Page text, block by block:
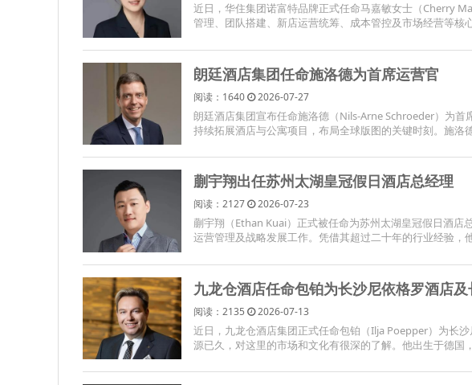
近日，华住集团诺富特品牌正式任命马嘉敏女士（Cherry
管理、团队搭建、新店运营统筹、成本管控及市场经营等核
朗廷酒店集团任命施洛德为首席运营官
阅读：1640 2026-07-27
朗廷酒店集团宣布任命施洛德（Nils-Arne Schroeder）为
持续拓展酒店与公寓项目，布局全球版图的关键时刻。施洛
蒯宇翔出任苏州太湖皇冠假日酒店总经理
阅读：2127 2026-07-23
蒯宇翔（Ethan Kuai）正式被任命为苏州太湖皇冠假日酒店
运营管理及战略发展工作。凭借其超过二十年的行业经验，
九龙仓酒店任命包铂为长沙尼依格罗酒店
阅读：2135 2026-07-13
近日，九龙仓酒店集团正式任命包铂（Ilja Poepper）为长
源已久，对这里的市场和文化有很深的了解。他出生于德国